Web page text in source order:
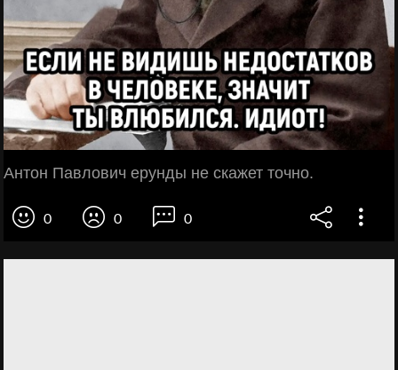
Антон Павлович ерунды не скажет точно.
0 0 0